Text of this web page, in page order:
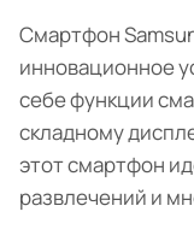
Смартфон
инновационное
себе функции
складному
этот смартфон
развлечений и